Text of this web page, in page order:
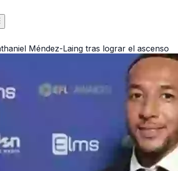
Méndez-Laing tras lograr el ascenso